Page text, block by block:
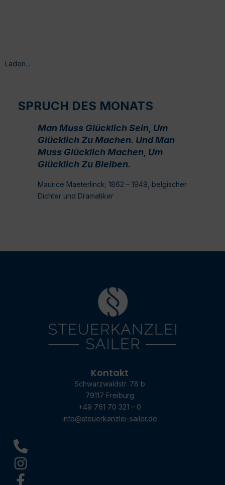
Laden...
SPRUCH DES MONATS
Man Muss Glücklich Sein, Um
Glücklich Zu Machen. Und Man
Muss Glücklich Machen, Um
Glücklich Zu Bleiben.
Maurice Maeterlinck; 1862 – 1949, belgischer
Dichter und Dramatiker
Kontakt
Schwarzwaldstr. 78 b
79117 Freiburg
+49 761 70 321 – 0
info@steuerkanzlei-sailer.de